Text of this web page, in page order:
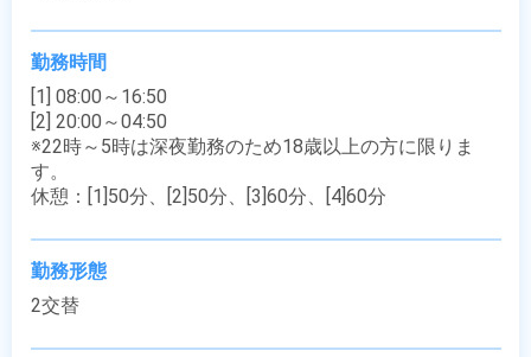
勤務時間
[1] 08:00～16:50
[2] 20:00～04:50
※22時～5時は深夜勤務のため18歳以上の方に限りま
す。
休憩：[1]50分、[2]50分、[3]60分、[4]60分
勤務形態
2交替